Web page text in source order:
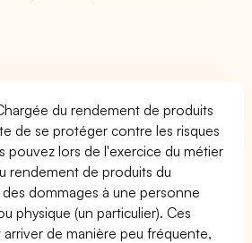
du rendement de produits
de se protéger contre les risques
pouvez lors de l'exercice du métier
rendement de produits du
dommages à une personne
physique (un particulier). Ces
de manière peu fréquente,